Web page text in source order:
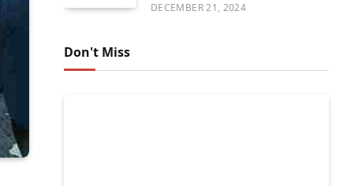
DECEMBER 21, 2024
Don't Miss